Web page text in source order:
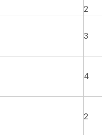
2
3
4
2